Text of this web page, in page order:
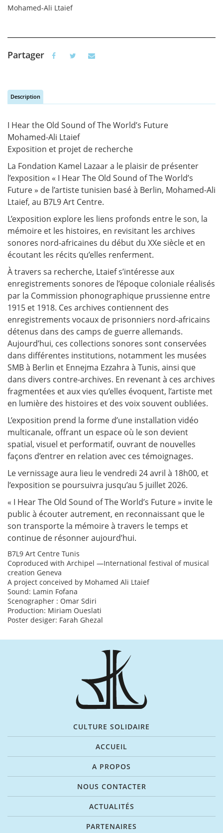
Mohamed-Ali Ltaief
Partager
Vertical Tabs
Description
(active tab)
I Hear the Old Sound of The World’s Future
Mohamed-Ali Ltaief
Exposition et projet de recherche
La Fondation Kamel Lazaar a le plaisir de présenter
l’exposition « I Hear The Old Sound of The World’s
Future » de l’artiste tunisien basé à Berlin, Mohamed-Ali
Ltaief, au B7L9 Art Centre.
L’exposition explore les liens profonds entre le son, la
mémoire et les histoires, en revisitant les archives
sonores nord-africaines du début du XXe siècle et en
écoutant les récits qu’elles renferment.
À travers sa recherche, Ltaief s’intéresse aux
enregistrements sonores de l’époque coloniale réalisés
par la Commission phonographique prussienne entre
1915 et 1918. Ces archives contiennent des
enregistrements vocaux de prisonniers nord-africains
détenus dans des camps de guerre allemands.
Aujourd’hui, ces collections sonores sont conservées
dans différentes institutions, notamment les musées
SMB à Berlin et Ennejma Ezzahra à Tunis, ainsi que
dans divers contre-archives. En revenant à ces archives
fragmentées et aux vies qu’elles évoquent, l’artiste met
en lumière des histoires et des voix souvent oubliées.
L’exposition prend la forme d’une installation vidéo
multicanale, offrant un espace où le son devient
spatial, visuel et performatif, ouvrant de nouvelles
façons d’entrer en relation avec ces témoignages.
Le vernissage aura lieu le vendredi 24 avril à 18h00, et
l’exposition se poursuivra jusqu’au 5 juillet 2026.
« I Hear The Old Sound of The World’s Future » invite le
public à écouter autrement, en reconnaissant que le
son transporte la mémoire à travers le temps et
continue de résonner aujourd’hui.
B7L9 Art Centre Tunis
Coproduced with Archipel —International festival of musical
creation Geneva
A project conceived by Mohamed Ali Ltaief
Sound: Lamin Fofana
Scenographer : Omar Sdiri
Production: Miriam Oueslati
Poster desiger: Farah Ghezal
CULTURE SOLIDAIRE
ACCUEIL
A PROPOS
NOUS CONTACTER
ACTUALITÉS
PARTENAIRES